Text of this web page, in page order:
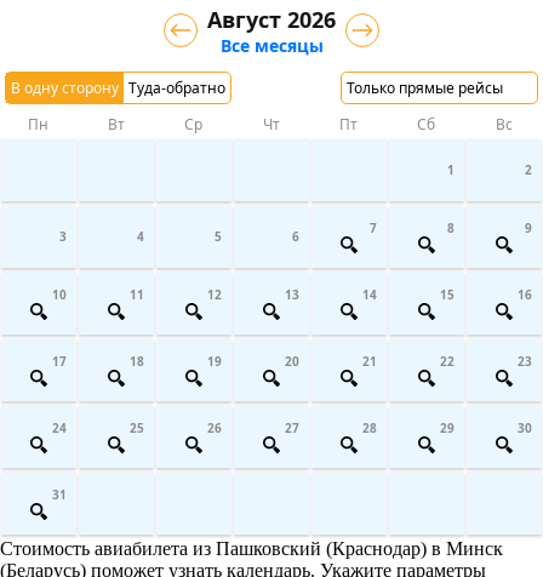
В одну сторону Туда-обратно Только прямые рейсы
Август 2026
Все месяцы
Пн Вт Ср Чт Пт Сб Вс
1 2
3 4 5 6 7 8 9
10 11 12 13 14 15 16
17 18 19 20 21 22 23
24 25 26 27 28 29 30
31
Стоимость авиабилета из Пашковский (Краснодар) в Минск
(Беларусь) поможет узнать календарь. Укажите параметры